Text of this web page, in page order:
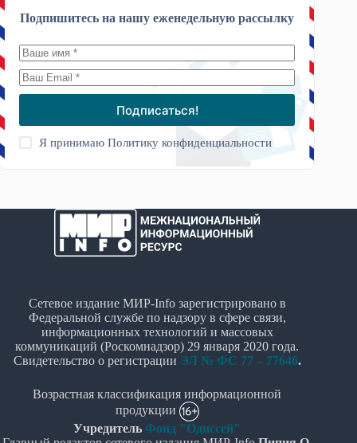
Подпишитесь на нашу еженедельную рассылку
Подписаться!
Я принимаюПолитику конфиденциальности
Сетевое издание МИР-Info зарегистрировано в
Федеральной службе по надзору в сфере связи,
информационных технологий и массовых
коммуникаций (Роскомнадзор) 29 января 2020 года.
Свидетельство о регистрации ЭЛ № ФС 77 – 77646.
Возрастная классификация информационной
продукции
Учредитель Фонд "Одиссей"